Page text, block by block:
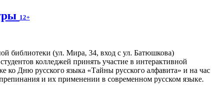
12+
библиотеки (ул. Мира, 34, вход с ул. Батюшкова)
колледжей принять участие в интерактивной
ко Дню русского языка «Тайны русского алфавита» и на час
и их применении в современном русском языке.